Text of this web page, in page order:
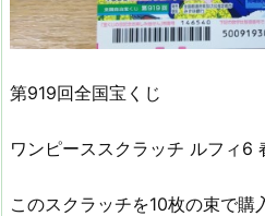
第919回全国宝くじ
ワンピーススクラッチ ルフィ6
このスクラッチを10枚の束で購